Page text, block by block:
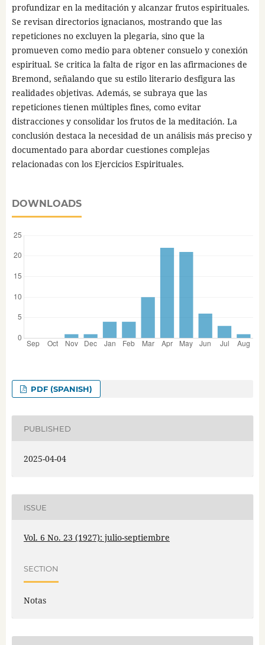
profundizar en la meditación y alcanzar frutos espirituales.
Se revisan directorios ignacianos, mostrando que las
repeticiones no excluyen la plegaria, sino que la
promueven como medio para obtener consuelo y conexión
espiritual. Se critica la falta de rigor en las afirmaciones de
Bremond, señalando que su estilo literario desfigura las
realidades objetivas. Además, se subraya que las
repeticiones tienen múltiples fines, como evitar
distracciones y consolidar los frutos de la meditación. La
conclusión destaca la necesidad de un análisis más preciso y
documentado para abordar cuestiones complejas
relacionadas con los Ejercicios Espirituales.
DOWNLOADS
PDF (SPANISH)
PUBLISHED
2025-04-04
ISSUE
Vol. 6 No. 23 (1927): julio-septiembre
SECTION
Notas